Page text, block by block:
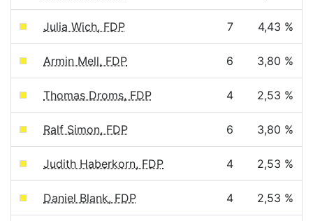
Julia Wich, FDP 7 4,43 %
Armin Mell, FDP 6 3,80 %
Thomas Droms, FDP 4 2,53 %
Ralf Simon, FDP 6 3,80 %
Judith Haberkorn, FDP 4 2,53 %
Daniel Blank, FDP 4 2,53 %